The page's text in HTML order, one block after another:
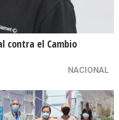
contra el Cambio
NACIONAL